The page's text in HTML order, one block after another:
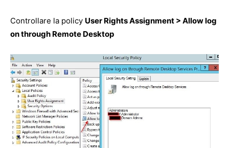
Controllare la policy User Rights Assignment > Allow log
on through Remote Desktop